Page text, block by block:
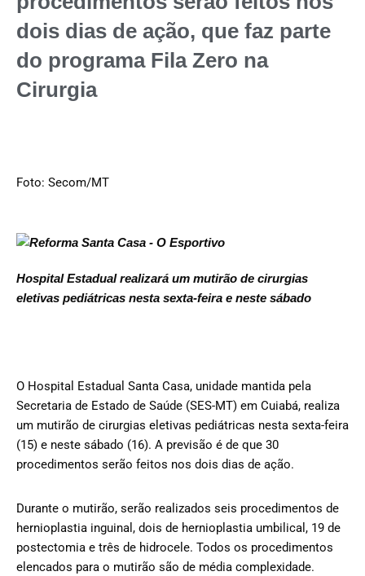
dois dias de ação, que faz parte
do programa Fila Zero na
Cirurgia
Foto: Secom/MT
Hospital Estadual realizará um mutirão de cirurgias
eletivas pediátricas nesta sexta-feira e neste sábado
O Hospital Estadual Santa Casa, unidade mantida pela
Secretaria de Estado de Saúde (SES-MT) em Cuiabá, realiza
um mutirão de cirurgias eletivas pediátricas nesta sexta-feira
(15) e neste sábado (16). A previsão é de que 30
procedimentos serão feitos nos dois dias de ação.
Durante o mutirão, serão realizados seis procedimentos de
hernioplastia inguinal, dois de hernioplastia umbilical, 19 de
postectomia e três de hidrocele. Todos os procedimentos
elencados para o mutirão são de média complexidade.